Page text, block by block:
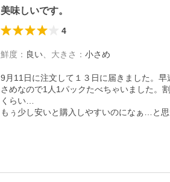
美味しいです。
4
鮮度 ： 良い 大きさ ： 小さめ
9月11日に注文して１３日に届きました。
さめなので1人1パックたべちゃいました。
くらい…
もぅ少し安いと購入しやすいのになぁ…と思